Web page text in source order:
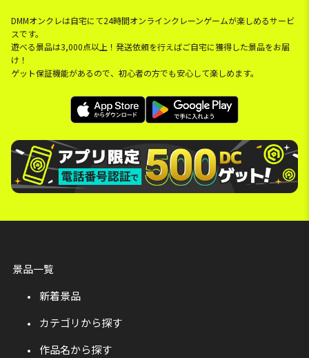
DMMオンクレは自宅にて24時間オンラインクレーンゲームが楽しめるサービ
スです。
遊べる景品は3,000点以上！発送依頼を行えばご自宅に獲得した景品をお届
け！
ゲット保証機能があるので、初心者の方でも安心して楽しめます。
景品一覧
新着景品
カテゴリから探す
作品名から探す